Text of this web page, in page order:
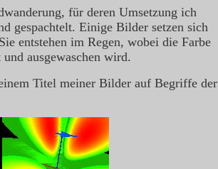
für deren Umsetzung ich
gespachtelt. Einige Bilder setzen sich
entstehen im Regen, wobei die Farbe
ausgewaschen wird.
Titel meiner Bilder auf Begriffe der